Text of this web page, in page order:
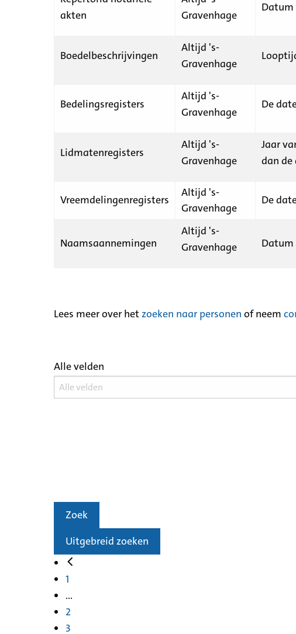
akten
Gravenhage
Datum
Boedelbeschrijvingen
Altijd 's-
Gravenhage
Bedelingsregisters
Altijd 's-
Gravenhage
De
Lidmatenregisters
Altijd 's-
Gravenhage
Jaar
dan
Vreemdelingenregisters
Altijd 's-
Gravenhage
De
Naamsaannemingen
Altijd 's-
Gravenhage
Datum
Lees meer over het zoeken naar personen of neem
Alle velden
Zoek
Uitgebreid zoeken
1
...
2
3